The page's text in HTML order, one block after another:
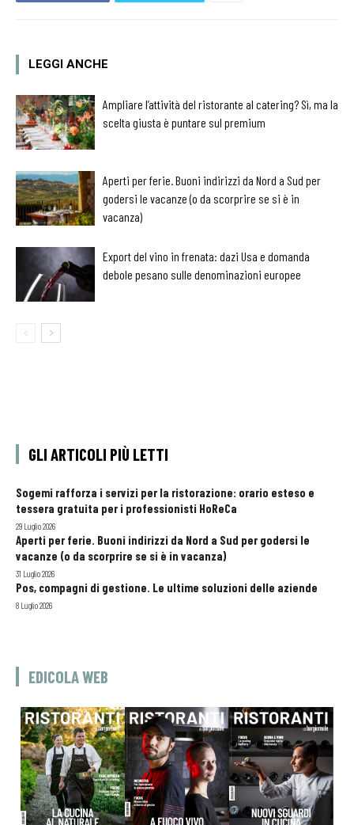
LEGGI ANCHE
Ampliare l’attività del ristorante al catering? Sì, ma la
scelta giusta è puntare sul premium
Aperti per ferie. Buoni indirizzi da Nord a Sud per
godersi le vacanze (o da scorprire se si è in
vacanza)
Export del vino in frenata: dazi Usa e domanda
debole pesano sulle denominazioni europee
GLI ARTICOLI PIÙ LETTI
Sogemi rafforza i servizi per la ristorazione: orario esteso e
tessera gratuita per i professionisti HoReCa
29 Luglio 2026
Aperti per ferie. Buoni indirizzi da Nord a Sud per godersi le
vacanze (o da scorprire se si è in vacanza)
31 Luglio 2026
Pos, compagni di gestione. Le ultime soluzioni delle aziende
8 Luglio 2026
EDICOLA WEB